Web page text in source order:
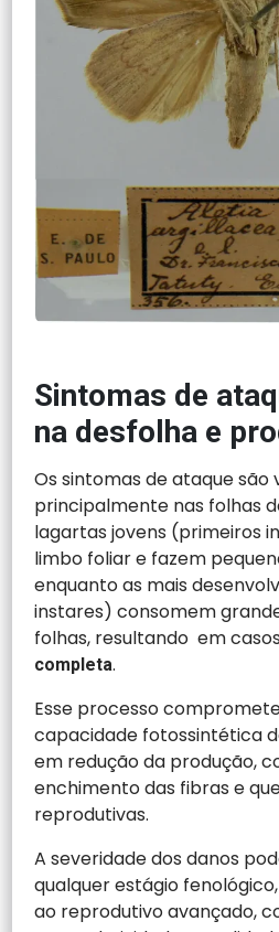
Sintomas de
na desfolha e
Os sintomas de ataque são
principalmente nas folhas
lagartas jovens (primeiros
limbo foliar e fazem
enquanto as mais
instares) consomem
folhas, resultando em
completa.
Esse processo
capacidade fotossintética
em redução da produção,
enchimento das fibras e
reprodutivas.
A severidade dos danos
qualquer estágio
ao reprodutivo avançado,